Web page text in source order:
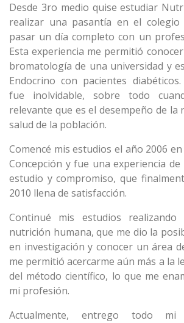
Desde 3ro medio quise estudiar
realizar una pasantía en el colegio
pasar un día completo con un
Esta experiencia me permitió
bromatología de una universidad y
Endocrino con pacientes
fue inolvidable, sobre todo
relevante que es el desempeño de la
salud de la población.
Comencé mis estudios el año 2006
Concepción y fue una experiencia de
estudio y compromiso, que
2010 llena de satisfacción.
Continué mis estudios
nutrición humana, que me dio la
en investigación y conocer un área
me permitió acercarme aún más a la
del método científico, lo que me
mi profesión.
Actualmente, entrego todo mi